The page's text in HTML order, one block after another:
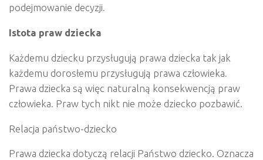
podejmowanie decyzji.
Istota praw dziecka
Każdemu dziecku przysługują prawa dziecka tak jak
każdemu dorosłemu przysługują prawa człowieka.
Prawa dziecka są więc naturalną konsekwencją praw
człowieka. Praw tych nikt nie może dziecko pozbawić.
Relacja państwo-dziecko
Prawa dziecka dotyczą relacji Państwo dziecko. Oznacza